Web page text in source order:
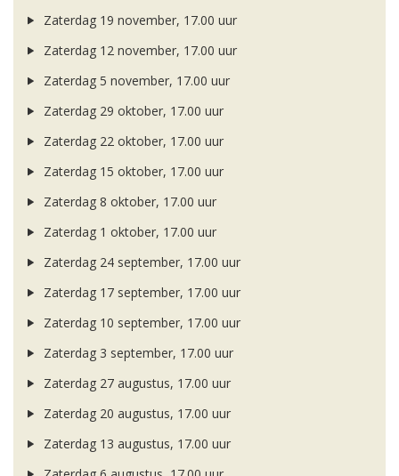
Zaterdag 19 november, 17.00 uur
Zaterdag 12 november, 17.00 uur
Zaterdag 5 november, 17.00 uur
Zaterdag 29 oktober, 17.00 uur
Zaterdag 22 oktober, 17.00 uur
Zaterdag 15 oktober, 17.00 uur
Zaterdag 8 oktober, 17.00 uur
Zaterdag 1 oktober, 17.00 uur
Zaterdag 24 september, 17.00 uur
Zaterdag 17 september, 17.00 uur
Zaterdag 10 september, 17.00 uur
Zaterdag 3 september, 17.00 uur
Zaterdag 27 augustus, 17.00 uur
Zaterdag 20 augustus, 17.00 uur
Zaterdag 13 augustus, 17.00 uur